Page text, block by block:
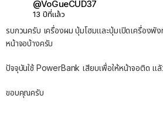
@VoGueCUD37
13 ปีที่แล้ว
รบกวนครับ เครื่องผม ปุ่มโฮมและปุ่มเปิดเครื่องพัง
หน้าจอบ้างครับ
ปัจจุบันใช้ PowerBank เสียบเพื่อให้หน้าจอติด แลั
ขอบคุณครับ